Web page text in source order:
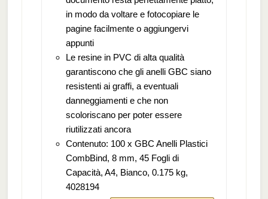
in modo da voltare e fotocopiare le
pagine facilmente o aggiungervi
appunti
Le resine in PVC di alta qualità
garantiscono che gli anelli GBC siano
resistenti ai graffi, a eventuali
danneggiamenti e che non
scoloriscano per poter essere
riutilizzati ancora
Contenuto: 100 x GBC Anelli Plastici
CombBind, 8 mm, 45 Fogli di
Capacità, A4, Bianco, 0.175 kg,
4028194